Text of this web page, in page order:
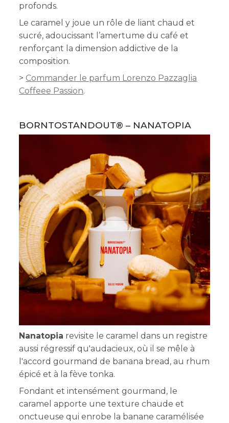
profonds.
Le caramel y joue un rôle de liant chaud et
sucré, adoucissant l’amertume du café et
renforçant la dimension addictive de la
composition.
> Commander le parfum Lorenzo Pazzaglia
Coffeee Passion.
BORNTOSTANDOUT® – NANATOPIA
Nanatopia revisite le caramel dans un registre
aussi régressif qu'audacieux, où il se mêle à
l'accord gourmand de banana bread, au rhum
épicé et à la fève tonka.
Fondant et intensément gourmand, le
caramel apporte une texture chaude et
onctueuse qui enrobe la banane caramélisée